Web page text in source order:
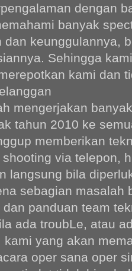
dengan
banyak
dan keunggulannya,
Sehingga
kami dan
mengerjakan
tahun 2010 ke
memberikan
via telepon,
langsung bila
sebagian masalah
panduan team
ada troubLe, atau
kami yang akan
oper sana oper